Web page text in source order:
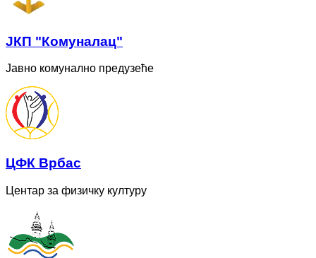
ЈКП "Комуналац"
Јавно комунално предузеће
ЦФК Врбас
Центар за физичку културу